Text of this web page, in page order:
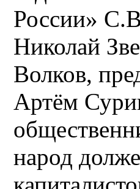
России»
Николай
Волков,
Артём
народ